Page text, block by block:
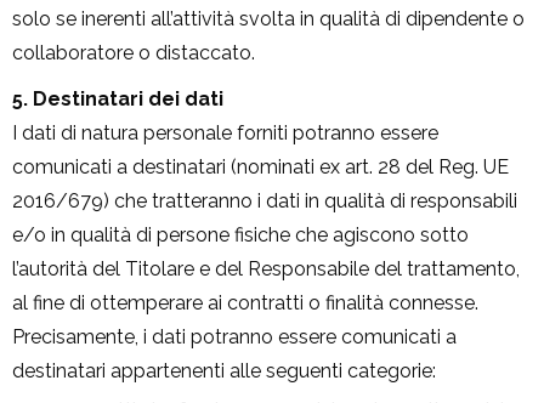
solo se inerenti all’attività svolta in qualità di dipendente o
collaboratore o distaccato.
5. Destinatari dei dati
I dati di natura personale forniti potranno essere
comunicati a destinatari (nominati ex art. 28 del Reg. UE
2016/679) che tratteranno i dati in qualità di responsabili
e/o in qualità di persone fisiche che agiscono sotto
l’autorità del Titolare e del Responsabile del trattamento,
al fine di ottemperare ai contratti o finalità connesse.
Precisamente, i dati potranno essere comunicati a
destinatari appartenenti alle seguenti categorie: